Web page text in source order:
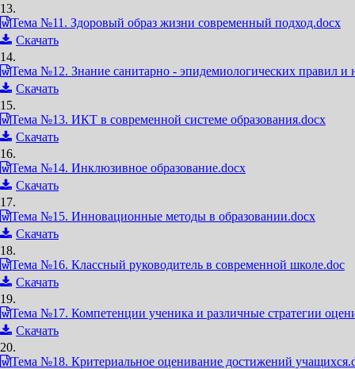
13.
Тема №11. Здоровый образ жизни современный подход.docx
Скачать
14.
Тема №12. Знание санитарно - эпидемиологических правил и
Скачать
15.
Тема №13. ИКТ в современной системе образования.docx
Скачать
16.
Тема №14. Инклюзивное образование.docx
Скачать
17.
Тема №15. Инновационные методы в образовании.docx
Скачать
18.
Тема №16. Классный руководитель в современной школе.doc
Скачать
19.
Тема №17. Компетенции ученика и различные стратегии
Скачать
20.
Тема №18. Критериальное оценивание достижений